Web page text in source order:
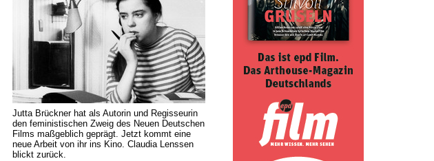
Jutta Brückner hat als Autorin und Regisseurin
den feministischen Zweig des Neuen Deutschen
Films maßgeblich geprägt. Jetzt kommt eine
neue Arbeit von ihr ins Kino. Claudia Lenssen
blickt zurück.